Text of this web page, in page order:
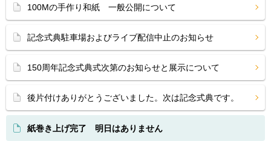
100Mの手作り和紙 一般公開について
記念式典駐車場およびライブ配信中止のお知らせ
150周年記念式典式次第のお知らせと展示について
後片付けありがとうございました。次は記念式典です。
紙巻き上げ完了 明日はありません